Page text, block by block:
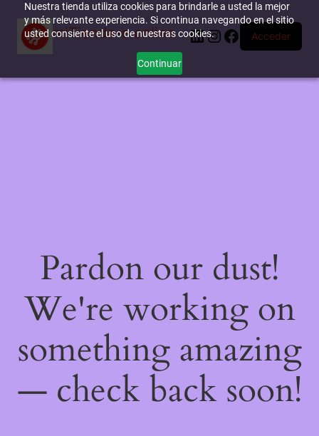
Nuestra tienda utiliza cookies para brindarle a usted la mejor
y más relevante experiencia. Si continua navegando en el sitio
usted consiente el uso de nuestras cookies.
Continuar
miTienda-e.online LinkedIn
Instagram
Facebook
Acceder
Pardon our dust!
We're working on
something amazing
— check back soon!